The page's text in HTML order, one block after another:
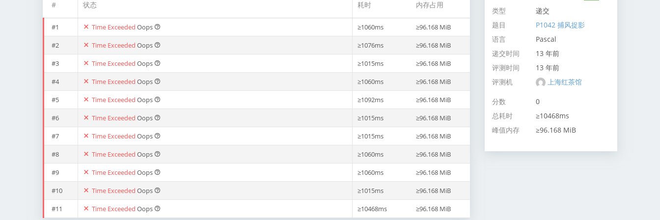
# 状态 耗时 内存占用
#1 Time Exceeded Oops ≥1060ms ≥96.168 MiB
#2 Time Exceeded Oops ≥1076ms ≥96.168 MiB
#3 Time Exceeded Oops ≥1015ms ≥96.168 MiB
#4 Time Exceeded Oops ≥1060ms ≥96.168 MiB
#5 Time Exceeded Oops ≥1092ms ≥96.168 MiB
#6 Time Exceeded Oops ≥1015ms ≥96.168 MiB
#7 Time Exceeded Oops ≥1015ms ≥96.168 MiB
#8 Time Exceeded Oops ≥1060ms ≥96.168 MiB
#9 Time Exceeded Oops ≥1060ms ≥96.168 MiB
#10 Time Exceeded Oops ≥1015ms ≥96.168 MiB
#11 Time Exceeded Oops ≥10468ms ≥96.168 MiB
类型
递交
题目
P1042 捕风捉影
语言
Pascal
递交时间
13 年前
评测时间
13 年前
评测机
上海红茶馆
分数
0
总耗时
≥10468ms
峰值内存
≥96.168 MiB